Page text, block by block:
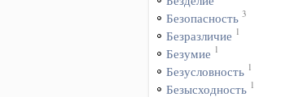
Безопасность 3
Безразличие 1
Безумие 1
Безусловность 1
Безысходность 1